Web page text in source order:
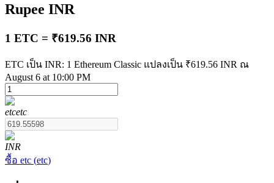
ฟิวเจอร์ส USDT
Rupee INR
1 ETC = ₹619.56 INR
ETC เป็น INR: 1 Ethereum Classic แปลงเป็น ₹619.56 INR ณ
August 6 at 10:00 PM
etcetc
INR
ซื้อ etc (etc)